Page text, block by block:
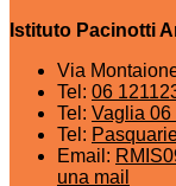
Istituto Pacinotti
Via
Tel: 06
Tel: Vaglia 06
Tel:
Email:
una mail